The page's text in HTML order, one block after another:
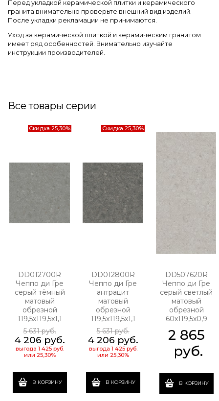
Перед укладкой керамической плитки и керамического
гранита внимательно проверьте внешний вид изделий.
После укладки рекламации не принимаются.
Уход за керамической плиткой и керамическим гранитом
имеет ряд особенностей. Внимательно изучайте
инструкции производителей.
Все товары серии
Скидка 25,30%
DD012700R
Чеппо ди Гре
серый тёмный
матовый
обрезной
119,5x119,5x1,1
5 631 руб.
4 206 руб.
выгода 1 425 руб.
или 25,30%
В КОРЗИНУ
Скидка 25,30%
DD012800R
Чеппо ди Гре
антрацит
матовый
обрезной
119,5x119,5x1,1
5 631 руб.
4 206 руб.
выгода 1 425 руб.
или 25,30%
В КОРЗИНУ
DD507620R
Чеппо ди Гре
серый светлый
матовый
обрезной
60x119,5x0,9
2 865
руб.
В КОРЗИНУ